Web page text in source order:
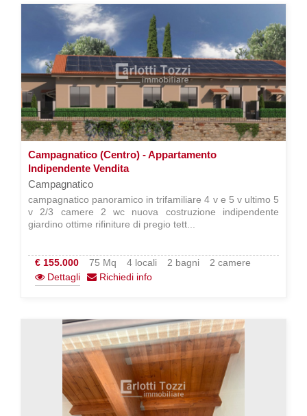
Campagnatico (Centro) - Appartamento
Indipendente Vendita
Campagnatico
campagnatico panoramico in trifamiliare 4 v e 5 v ultimo 5
v 2/3 camere 2 wc nuova costruzione indipendente
giardino ottime rifiniture di pregio tett...
€ 155.000 75 Mq 4 locali 2 bagni
2 camere
Dettagli
Richiedi info